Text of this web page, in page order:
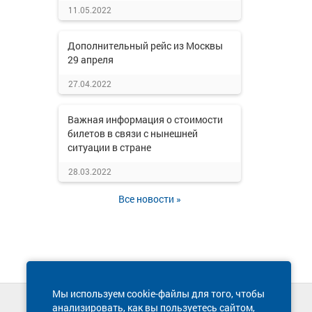
11.05.2022
Дополнительный рейс из Москвы
29 апреля
27.04.2022
Важная информация о стоимости
билетов в связи с нынешней
ситуации в стране
28.03.2022
Все новости »
Мы используем cookie-файлы для того, чтобы
анализировать, как вы пользуетесь сайтом,